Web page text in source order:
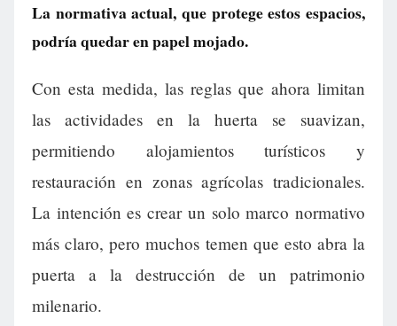
La normativa actual, que protege estos espacios,
podría quedar en papel mojado.
Con esta medida, las reglas que ahora limitan
las actividades en la huerta se suavizan,
permitiendo alojamientos turísticos y
restauración en zonas agrícolas tradicionales.
La intención es crear un solo marco normativo
más claro, pero muchos temen que esto abra la
puerta a la destrucción de un patrimonio
milenario.